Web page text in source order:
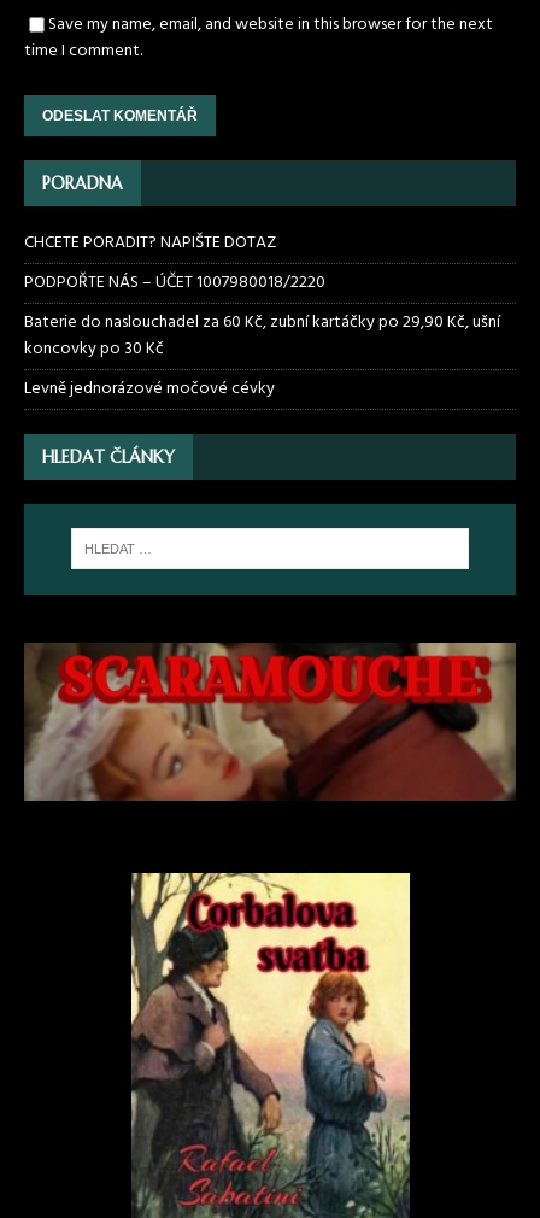
Save my name, email, and website in this browser for the next
time I comment.
PORADNA
CHCETE PORADIT? NAPIŠTE DOTAZ
PODPOŘTE NÁS – ÚČET 1007980018/2220
Baterie do naslouchadel za 60 Kč, zubní kartáčky po 29,90 Kč, ušní
koncovky po 30 Kč
Levně jednorázové močové cévky
HLEDAT ČLÁNKY